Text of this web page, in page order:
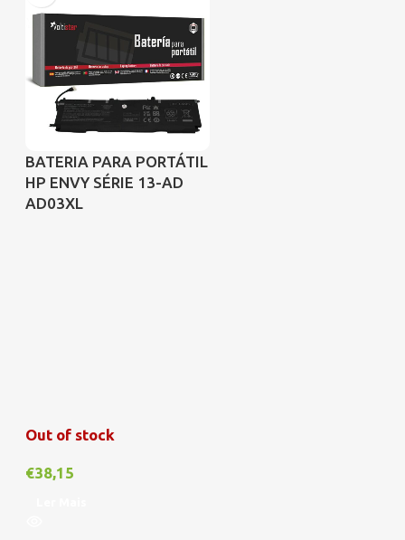
BATERIA PARA PORTÁTIL
HP ENVY SÉRIE 13-AD
AD03XL
Out of stock
€38,15